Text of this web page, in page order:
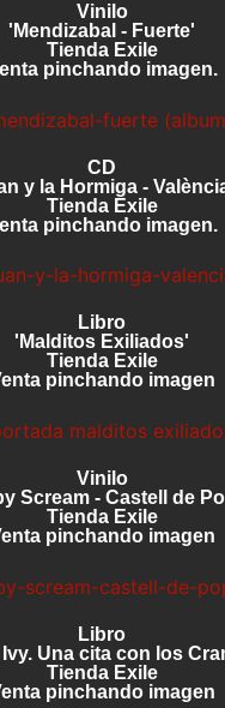
Vinilo
'Mendizabal - Fuerte'
Tienda Exile
pinchando imagen.
CD
y la Hormiga -
Tienda Exile
pinchando imagen.
Libro
'Malditos Exiliados'
Tienda Exile
pinchando imagen
Vinilo
Scream - Castell de
Tienda Exile
pinchando imagen
Libro
Una cita con los
Tienda Exile
pinchando imagen